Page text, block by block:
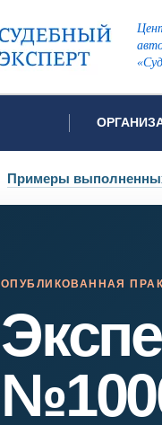
Об
Лицензии
Для СМИ
Политика
Примеры
ОПУБЛИКОВАННАЯ